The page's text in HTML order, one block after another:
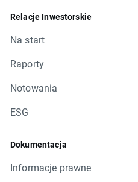
Relacje Inwestorskie
Na start
Raporty
Notowania
ESG
Dokumentacja
Informacje prawne